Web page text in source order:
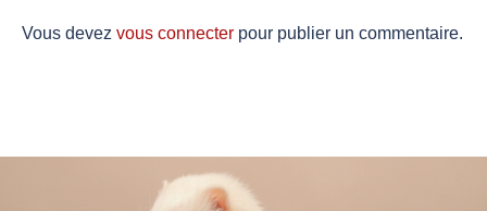
Vous devez vous connecter pour publier un commentaire.